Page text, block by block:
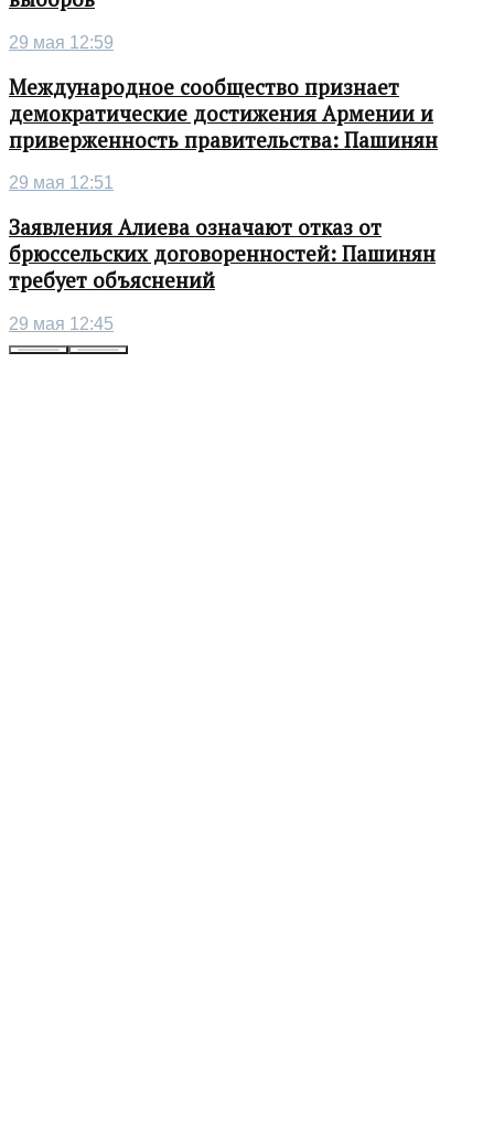
29 мая 12:59
Международное сообщество признает
демократические достижения Армении и
приверженность правительства: Пашинян
29 мая 12:51
Заявления Алиева означают отказ от
брюссельских договоренностей: Пашинян
требует объяснений
29 мая 12:45